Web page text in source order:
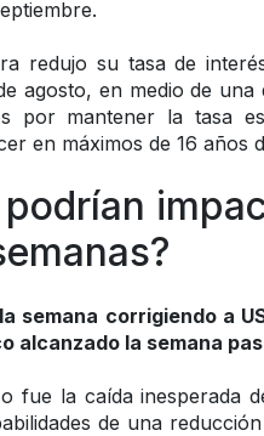
redujo su tasa de
agosto, en medio de una
por mantener la tasa
en máximos de 16 años
semana corrigiendo a
alcanzado la semana
fue la caída inesperada
de una